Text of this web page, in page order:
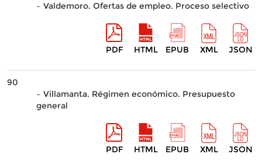
– Valdemoro. Ofertas de empleo. Proceso selectivo
PDF HTML EPUB XML JSON
90
– Villamanta. Régimen económico. Presupuesto
general
PDF HTML EPUB XML JSON